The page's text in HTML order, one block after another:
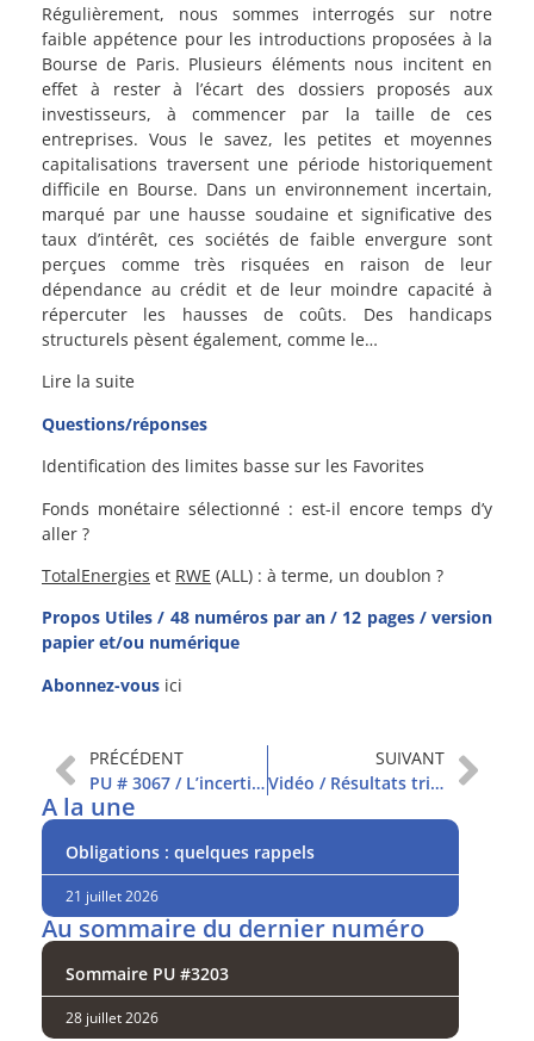
Régulièrement, nous sommes interrogés sur notre
faible appétence pour les introductions proposées à la
Bourse de Paris. Plusieurs éléments nous incitent en
effet à rester à l’écart des dossiers proposés aux
investisseurs, à commencer par la taille de ces
entreprises. Vous le savez, les petites et moyennes
capitalisations traversent une période historiquement
difficile en Bourse. Dans un environnement incertain,
marqué par une hausse soudaine et significative des
taux d’intérêt, ces sociétés de faible envergure sont
perçues comme très risquées en raison de leur
dépendance au crédit et de leur moindre capacité à
répercuter les hausses de coûts. Des handicaps
structurels pèsent également, comme le…
Lire la suite
Questions/réponses
Identification des limites basse sur les Favorites
Fonds monétaire sélectionné : est-il encore temps d’y
aller ?
TotalEnergies et RWE (ALL) : à terme, un doublon ?
Propos Utiles / 48 numéros par an / 12 pages / version
papier et/ou numérique
Abonnez-vous ici
PRÉCÉDENT
PU # 3067 / L’incertitude domine
SUIVANT
Vidéo / Résultats trimestriels : ça risque de secouer !
A la une
Obligations : quelques rappels
21 juillet 2026
Au sommaire du dernier numéro
Sommaire PU #3203
28 juillet 2026